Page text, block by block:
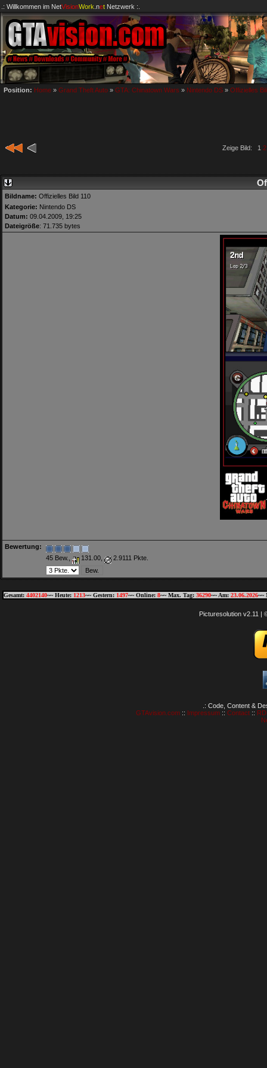
.: Willkommen im NetVisionWork .netNetzwerk :.
Position: Home » Grand Theft Auto » GTA: Chinatown Wars » Nintendo DS » Offizielles
Zeige Bild: 1 2
Bildname: Offizielles Bild 110
Kategorie: Nintendo DS
Datum: 09.04.2009, 19:25
Dateigröße: 71.735 bytes
Bewertung:
45 Bew.,
131.00, 2.9111 Pkte.
Gesamt: 4402140~~ Heute: 1213~~ Gestern: 1497~~ Online: 8~~ Max. Tag: 36290~~ Am: 23.06.2026~~
Picturesolution v2.11 |
.: Code, Content &
GTAvision.com:: Impressum:: Contact::